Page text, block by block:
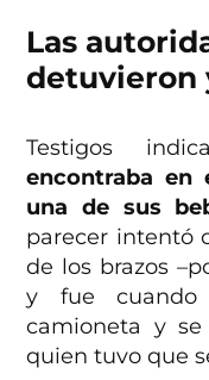
Las
detuvieron
Testigos
encontraba en
una de sus
parecer intentó
de los brazos
y fue
camioneta y
quien tuvo que